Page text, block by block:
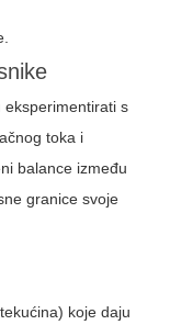
eksperimentirati s
toka i
balance između
granice svoje
koje daju